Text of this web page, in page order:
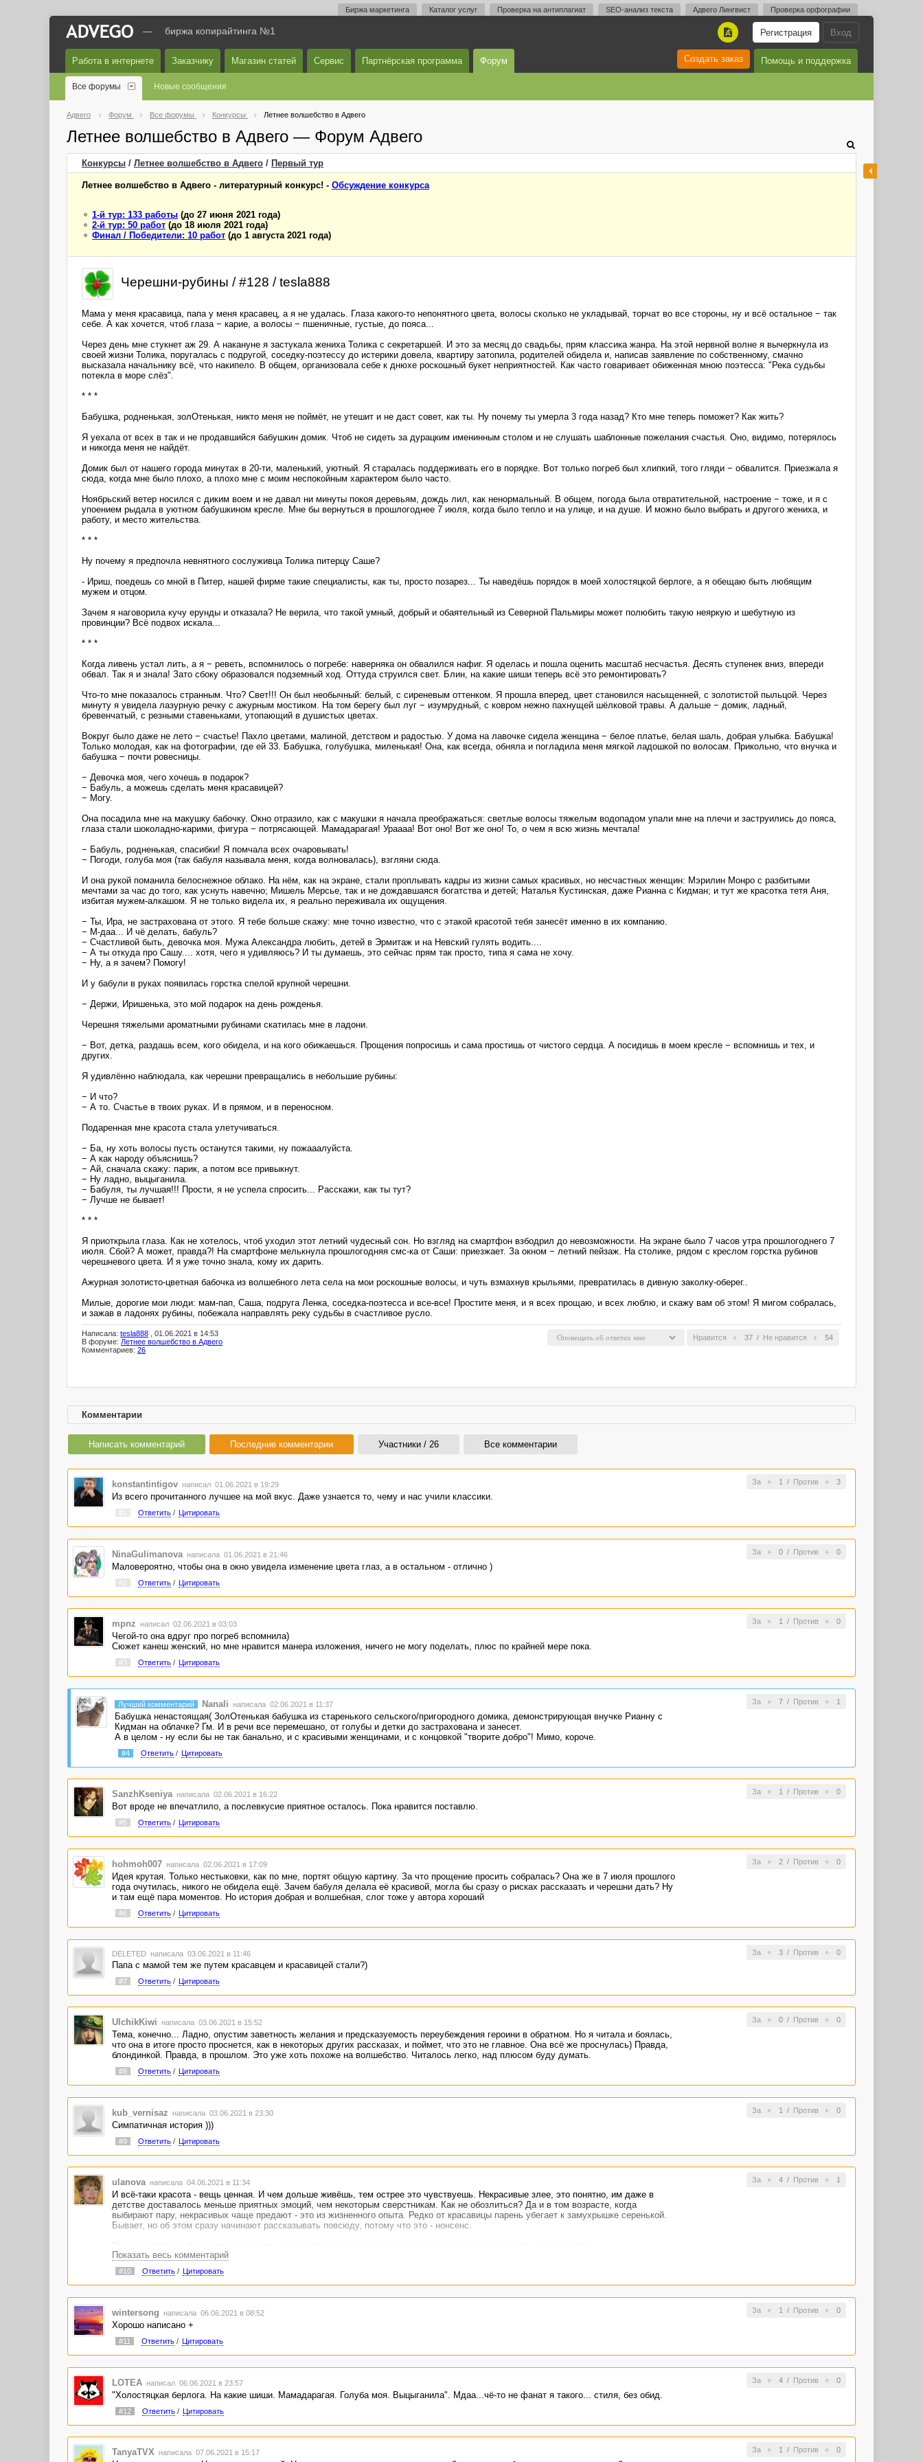
Биржа маркетинга Каталог услуг Проверка на антиплагиат SEO-анализ текста Адвего Лингвист Проверка орфографии
Вход
Регистрация
A
— биржа копирайтинга №1
Работа в интернете Заказчику Магазин статей Сервис Партнёрская программа Форум Помощь и поддержка
Создать заказ
Все форумы Новые сообщения
Адвего Форум Все форумы Конкурсы Летнее волшебство в Адвего
Летнее волшебство в Адвего — Форум Адвего
Конкурсы / Летнее волшебство в Адвего / Первый тур
Летнее волшебство в Адвего - литературный конкурс! - Обсуждение конкурса
1-й тур: 133 работы (до 27 июня 2021 года)
2-й тур: 50 работ (до 18 июля 2021 года)
Финал / Победители: 10 работ (до 1 августа 2021 года)
Черешни-рубины / #128 / tesla888
Мама у меня красавица, папа у меня красавец, а я не удалась. Глаза какого-то непонятного цвета, волосы сколько не укладывай, торчат во все стороны, ну и всё остальное − так
себе. А как хочется, чтоб глаза − карие, а волосы − пшеничные, густые, до пояса...
Через день мне стукнет аж 29. А накануне я застукала жениха Толика с секретаршей. И это за месяц до свадьбы, прям классика жанра. На этой нервной волне я вычеркнула из
своей жизни Толика, поругалась с подругой, соседку-поэтессу до истерики довела, квартиру затопила, родителей обидела и, написав заявление по собственному, смачно
высказала начальнику всё, что накипело. В общем, организовала себе к днюхе роскошный букет неприятностей. Как часто говаривает обиженная мною поэтесса: "Река судьбы
потекла в море слёз".
* * *
Бабушка, родненькая, золОтенькая, никто меня не поймёт, не утешит и не даст совет, как ты. Ну почему ты умерла 3 года назад? Кто мне теперь поможет? Как жить?
Я уехала от всех в так и не продавшийся бабушкин домик. Чтоб не сидеть за дурацким именинным столом и не слушать шаблонные пожелания счастья. Оно, видимо, потерялось
и никогда меня не найдёт.
Домик был от нашего города минутах в 20-ти, маленький, уютный. Я старалась поддерживать его в порядке. Вот только погреб был хлипкий, того гляди − обвалится. Приезжала я
сюда, когда мне было плохо, а плохо мне с моим неспокойным характером было часто.
Ноябрьский ветер носился с диким воем и не давал ни минуты покоя деревьям, дождь лил, как ненормальный. В общем, погода была отвратительной, настроение − тоже, и я с
упоением рыдала в уютном бабушкином кресле. Мне бы вернуться в прошлогоднее 7 июля, когда было тепло и на улице, и на душе. И можно было выбрать и другого жениха, и
работу, и место жительства.
* * *
Ну почему я предпочла невнятного сослуживца Толика питерцу Саше?
- Ириш, поедешь со мной в Питер, нашей фирме такие специалисты, как ты, просто позарез... Ты наведёшь порядок в моей холостяцкой берлоге, а я обещаю быть любящим
мужем и отцом.
Зачем я наговорила кучу ерунды и отказала? Не верила, что такой умный, добрый и обаятельный из Северной Пальмиры может полюбить такую неяркую и шебутную из
провинции? Всё подвох искала...
* * *
Когда ливень устал лить, а я − реветь, вспомнилось о погребе: наверняка он обвалился нафиг. Я оделась и пошла оценить масштаб несчастья. Десять ступенек вниз, впереди
обвал. Так я и знала! Зато сбоку образовался подземный ход. Оттуда струился свет. Блин, на какие шиши теперь всё это ремонтировать?
Что-то мне показалось странным. Что? Свет!!! Он был необычный: белый, с сиреневым оттенком. Я прошла вперед, цвет становился насыщенней, с золотистой пыльцой. Через
минуту я увидела лазурную речку с ажурным мостиком. На том берегу был луг − изумрудный, с ковром нежно пахнущей шёлковой травы. А дальше − домик, ладный,
бревенчатый, с резными ставеньками, утопающий в душистых цветах.
Вокруг было даже не лето − счастье! Пахло цветами, малиной, детством и радостью. У дома на лавочке сидела женщина − белое платье, белая шаль, добрая улыбка. Бабушка!
Только молодая, как на фотографии, где ей 33. Бабушка, голубушка, миленькая! Она, как всегда, обняла и погладила меня мягкой ладошкой по волосам. Прикольно, что внучка и
бабушка − почти ровесницы.
− Девочка моя, чего хочешь в подарок?
− Бабуль, а можешь сделать меня красавицей?
− Могу.
Она посадила мне на макушку бабочку. Окно отразило, как с макушки я начала преображаться: светлые волосы тяжелым водопадом упали мне на плечи и заструились до пояса,
глаза стали шоколадно-карими, фигура − потрясающей. Мамадарагая! Ураааа! Вот оно! Вот же оно! То, о чем я всю жизнь мечтала!
− Бабуль, родненькая, спасибки! Я помчала всех очаровывать!
− Погоди, голуба моя (так бабуля называла меня, когда волновалась), взгляни сюда.
И она рукой поманила белоснежное облако. На нём, как на экране, стали проплывать кадры из жизни самых красивых, но несчастных женщин: Мэрилин Монро с разбитыми
мечтами за час до того, как уснуть навечно; Мишель Мерсье, так и не дождавшаяся богатства и детей; Наталья Кустинская, даже Рианна с Кидман; и тут же красотка тетя Аня,
избитая мужем-алкашом. Я не только видела их, я реально переживала их ощущения.
− Ты, Ира, не застрахована от этого. Я тебе больше скажу: мне точно известно, что с этакой красотой тебя занесёт именно в их компанию.
− М-даа... И чё делать, бабуль?
− Счастливой быть, девочка моя. Мужа Александра любить, детей в Эрмитаж и на Невский гулять водить....
− А ты откуда про Сашу.... хотя, чего я удивляюсь? И ты думаешь, это сейчас прям так просто, типа я сама не хочу.
− Ну, а я зачем? Помогу!
И у бабули в руках появилась горстка спелой крупной черешни.
− Держи, Иришенька, это мой подарок на день рожденья.
Черешня тяжелыми ароматными рубинами скатилась мне в ладони.
− Вот, детка, раздашь всем, кого обидела, и на кого обижаешься. Прощения попросишь и сама простишь от чистого сердца. А посидишь в моем кресле − вспомнишь и тех, и
других.
Я удивлённо наблюдала, как черешни превращались в небольшие рубины:
− И что?
− А то. Счастье в твоих руках. И в прямом, и в переносном.
Подаренная мне красота стала улетучиваться.
− Ба, ну хоть волосы пусть останутся такими, ну пожааалуйста.
− А как народу объяснишь?
− Ай, сначала скажу: парик, а потом все привыкнут.
− Ну ладно, выцыганила.
− Бабуля, ты лучшая!!! Прости, я не успела спросить... Расскажи, как ты тут?
− Лучше не бывает!
* * *
Я приоткрыла глаза. Как не хотелось, чтоб уходил этот летний чудесный сон. Но взгляд на смартфон взбодрил до невозможности. На экране было 7 часов утра прошлогоднего 7
июля. Сбой? А может, правда?! На смартфоне мелькнула прошлогодняя смс-ка от Саши: приезжает. За окном − летний пейзаж. На столике, рядом с креслом горстка рубинов
черешневого цвета. И я уже точно знала, кому их дарить.
Ажурная золотисто-цветная бабочка из волшебного лета села на мои роскошные волосы, и чуть взмахнув крыльями, превратилась в дивную заколку-оберег..
Милые, дорогие мои люди: мам-пап, Саша, подруга Ленка, соседка-поэтесса и все-все! Простите меня, и я всех прощаю, и всех люблю, и скажу вам об этом! Я мигом собралась,
и зажав в ладонях рубины, побежала направлять реку судьбы в счастливое русло.
Нравится 37 / Не нравится 54
Написала: tesla888 , 01.06.2021 в 14:53
В форуме: Летнее волшебство в Адвего
Комментариев: 26
Комментарии
Написать комментарий Последние комментарии Участники / 26 Все комментарии
За 1 / Против 3
konstantintigov написал 01.06.2021 в 19:29
Из всего прочитанного лучшее на мой вкус. Даже узнается то, чему и нас учили классики.
Ответить/ Цитировать
За 0/ Против 0
NinaGulimanova написала 01.06.2021 в 21:46
Маловероятно, чтобы она в окно увидела изменение цвета глаз, а в остальном - отлично )
#2 Ответить/ Цитировать
За 1 / Против 0
mpnz написал 02.06.2021 в 03:03
Чегой-то она вдруг про погреб вспомнила)
Сюжет канеш женский, но мне нравится манера изложения, ничего не могу поделать, плюс по крайней мере пока.
#3 Ответить/ Цитировать
За 7/ Против 1
Лучший комментарий Nanali написала 02.06.2021 в 11:37
Бабушка ненастоящая( ЗолОтенькая бабушка из старенького сельского/пригородного домика, демонстрирующая внучке Рианну с
Кидман на облачке? Гм. И в речи все перемешано, от голубы и детки до застрахована и занесет.
А в целом - ну если бы не так банально, и с красивыми женщинами, и с концовкой "творите добро"! Мимо, короче.
#4 Ответить/ Цитировать
За 1 / Против 0
SanzhKseniya написала 02.06.2021 в 16:22
Вот вроде не впечатлило, а послевкусие приятное осталось. Пока нравится поставлю.
#5 Ответить/ Цитировать
За 2/ Против 0
hohmoh007 написала 02.06.2021 в 17:09
Идея крутая. Только нестыковки, как по мне, портят общую картину. За что прощение просить собралась? Она же в 7 июля прошлого
года очутилась, никого не обидела ещё. Зачем бабуля делала её красивой, могла бы сразу о рисках рассказать и черешни дать? Ну
и там ещё пара моментов. Но история добрая и волшебная, слог тоже у автора хороший
#6 Ответить/ Цитировать
За 3/ Против 0
DELETED написала 03.06.2021 в 11:46
Папа с мамой тем же путем красавцем и красавицей стали?)
#7 Ответить/ Цитировать
За 0/ Против 0
UlchikKiwi написала 03.06.2021 в 15:52
Тема, конечно... Ладно, опустим заветность желания и предсказуемость переубеждения героини в обратном. Но я читала и боялась,
что она в итоге просто проснется, как в некоторых других рассказах, и поймет, что это не главное. Она всё же проснулась) Правда,
блондинкой. Правда, в прошлом. Это уже хоть похоже на волшебство. Читалось легко, над плюсом буду думать.
#8 Ответить/ Цитировать
За 1 / Против 0
kub_vernisaz написала 03.06.2021 в 23:30
Симпатичная история )))
#9 Ответить/ Цитировать
За 4/ Против 1
ulanova написала 04.06.2021 в 11:34
И всё-таки красота - вещь ценная. И чем дольше живёшь, тем острее это чувствуешь. Некрасивые злее, это понятно, им даже в
детстве доставалось меньше приятных эмоций, чем некоторым сверстникам. Как не обозлиться? Да и в том возрасте, когда
выбирают пару, некрасивых чаще предают - это из жизненного опыта. Редко от красавицы парень убегает к замухрышке серенькой.
Бывает, но об этом сразу начинают рассказывать повсюду, потому что это - нонсенс.
В целом рассказ понравился. Написано добротно, плюс.
Показать весь комментарий
#10 Ответить/ Цитировать
За 1 / Против 0
wintersong написала 06.06.2021 в 08:52
Хорошо написано +
#11 Ответить/ Цитировать
За 4/ Против 0
LOTEA написал 06.06.2021 в 23:57
"Холостяцкая берлога. На какие шиши. Мамадарагая. Голуба моя. Выцыганила". Мдаа...чё-то не фанат я такого... стиля, без обид.
#12 Ответить/ Цитировать
За 1 / Против 0
TanyaTVX написала 07.06.2021 в 15:17